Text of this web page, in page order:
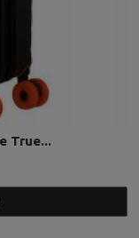
True...